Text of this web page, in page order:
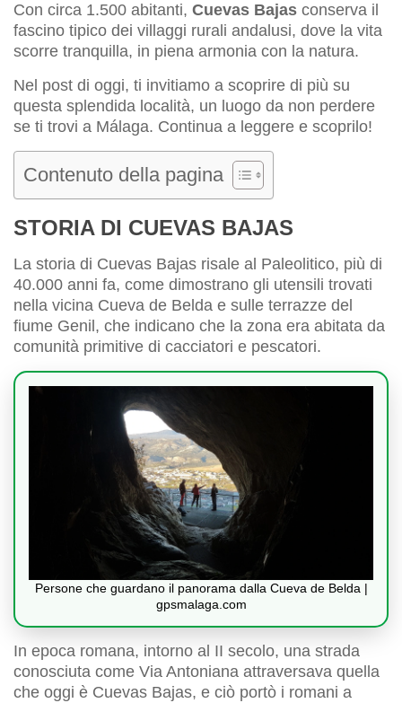
Con circa 1.500 abitanti, Cuevas Bajas conserva il
fascino tipico dei villaggi rurali andalusi, dove la vita
scorre tranquilla, in piena armonia con la natura.
Nel post di oggi, ti invitiamo a scoprire di più su
questa splendida località, un luogo da non perdere
se ti trovi a Málaga. Continua a leggere e scoprilo!
Contenuto della pagina
STORIA DI CUEVAS BAJAS
La storia di Cuevas Bajas risale al Paleolitico, più di
40.000 anni fa, come dimostrano gli utensili trovati
nella vicina Cueva de Belda e sulle terrazze del
fiume Genil, che indicano che la zona era abitata da
comunità primitive di cacciatori e pescatori.
Persone che guardano il panorama dalla Cueva de Belda |
gpsmalaga.com
In epoca romana, intorno al II secolo, una strada
conosciuta come Via Antoniana attraversava quella
che oggi è Cuevas Bajas, e ciò portò i romani a